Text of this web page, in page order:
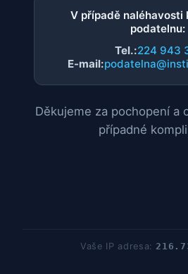
V případě
podatelnu:
Tel.:224 943
E-mail:
Děkujeme za pochopení a
případné
Vaše IP adresa: